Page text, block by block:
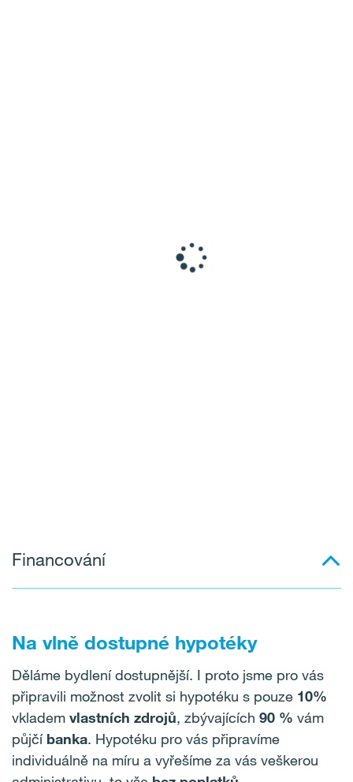
Financování
Na vlně dostupné hypotéky
Děláme bydlení dostupnější. I proto jsme pro vás
připravili možnost zvolit si hypotéku s pouze 10%
vkladem vlastních zdrojů, zbývajících 90 % vám
půjčí banka. Hypotéku pro vás připravíme
individuálně na míru a vyřešíme za vás veškerou